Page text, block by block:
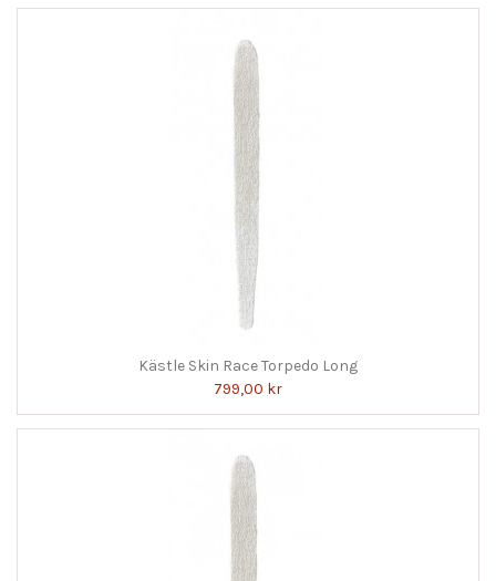
Kästle Skin Race Torpedo Long
799,00 kr